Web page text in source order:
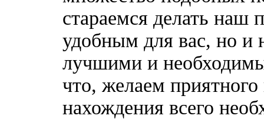
стараемся делать наш
удобным для вас, но и
лучшими и
что, желаем
нахождения всего